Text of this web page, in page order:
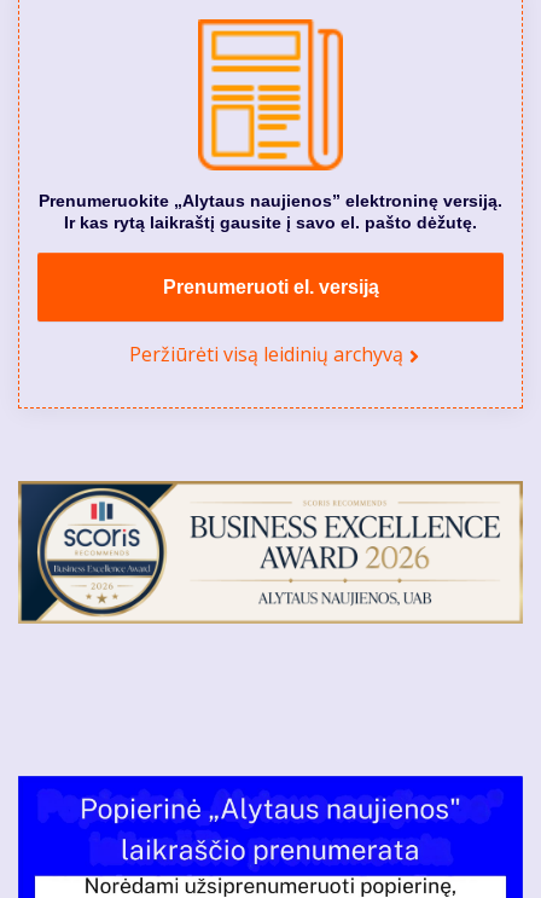
Prenumeruokite „Alytaus naujienos” elektroninę versiją.
Ir kas rytą laikraštį gausite į savo el. pašto dėžutę.
Prenumeruoti el. versiją
Peržiūrėti visą leidinių archyvą